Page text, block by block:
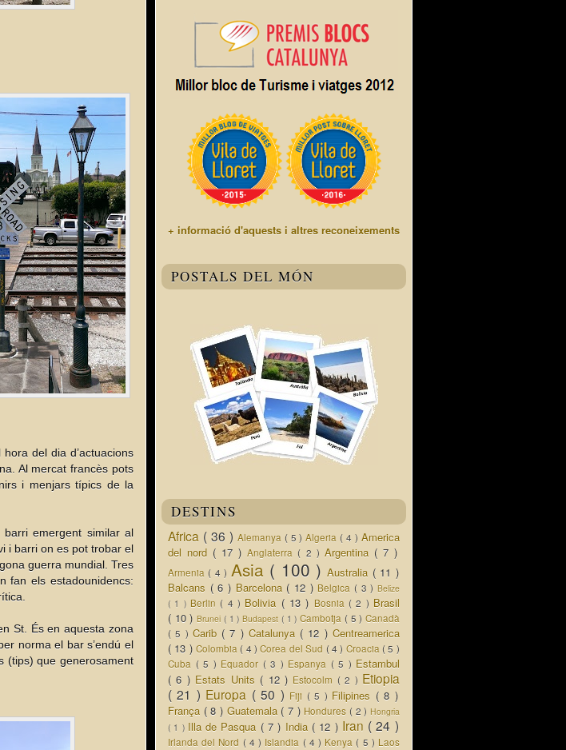
del dia d’actuacions
Al mercat francès pots
i menjars típics de la
emergent similar al
i barri on es pot trobar el
guerra mundial. Tres
fan els estadounidencs:
St. És en aquesta zona
norma el bar s’endú el
(tips) que generosament
+ informació d'aquests i altres reconeixements
POSTALS DEL MÓN
DESTINS
Africa ( 36 ) Alemanya ( 5 )Algeria ( 4 )America
del nord ( 17 )Anglaterra ( 2 ) Argentina ( 7 )
Armenia ( 4 ) Asia ( 100 )Australia ( 11 )
Balcans ( 6 ) Barcelona ( 12 ) Belgica ( 3 )Belize
( 1 ) Berlin ( 4 ) Bolivia ( 13 ) Bosnia ( 2 ) Brasil
( 10 )Brunei ( 1 )Budapest ( 1 )Cambotja ( 5 )Canadà
( 5 ) Carib ( 7 ) Catalunya ( 12 )Centreamerica
( 13 )Colombia ( 4 )Corea del Sud ( 4 ) Croacia ( 5 )
Cuba ( 5 ) Equador ( 3 ) Espanya ( 5 ) Estambul
( 6 ) Estats Units ( 12 ) Estocolm ( 2 ) Etiopia
( 21 ) Europa ( 50 ) Fiji ( 5 ) Filipines ( 8 )
França ( 8 ) Guatemala ( 7 ) Hondures ( 2 ) Hongria
( 1 ) Illa de Pasqua ( 7 ) India ( 12 ) Iran ( 24 )
Irlanda del Nord ( 4 ) Islandia ( 4 ) Kenya ( 5 ) Laos